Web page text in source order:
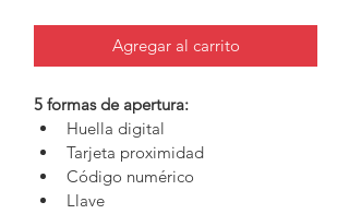
Agregar al carrito
5 formas de apertura:
Huella digital
Tarjeta proximidad
Código numérico
Llave